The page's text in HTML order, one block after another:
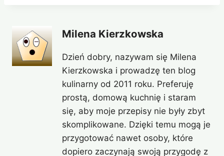
Milena Kierzkowska
Dzień dobry, nazywam się Milena
Kierzkowska i prowadzę ten blog
kulinarny od 2011 roku. Preferuję
prostą, domową kuchnię i staram
się, aby moje przepisy nie były zbyt
skomplikowane. Dzięki temu mogą je
przygotować nawet osoby, które
dopiero zaczynają swoją przygodę z